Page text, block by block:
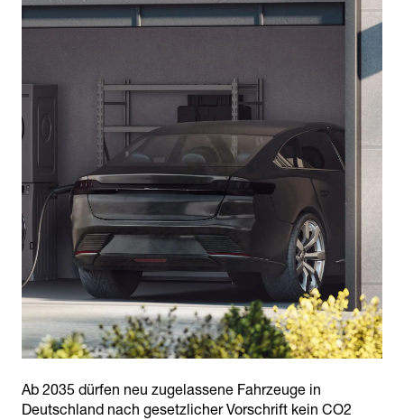
Ab 2035 dürfen neu zugelassene Fahrzeuge in
Deutschland nach gesetzlicher Vorschrift kein CO2